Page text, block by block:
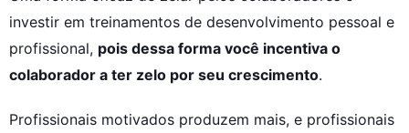
investir em treinamentos de desenvolvimento pessoal e
profissional, pois dessa forma você incentiva o
colaborador a ter zelo por seu crescimento.
Profissionais motivados produzem mais, e profissionais